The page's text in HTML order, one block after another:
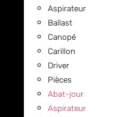
Aspirateur
Ballast
Canopé
Carillon
Driver
Pièces
Abat-jour
Aspirateur